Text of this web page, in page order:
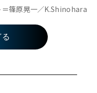
＝篠原晃一／K.Shinohara